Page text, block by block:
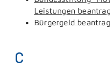
Leistungen
Bürgergeld
C